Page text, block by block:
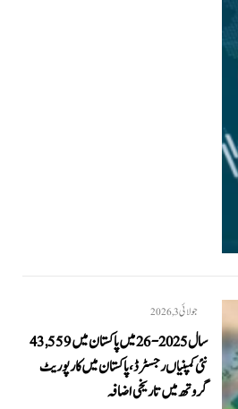
جولائی 3, 2026
سال 2025-26 میں پاکستان میں 43,559
نئی کمپنیاں رجسٹرڈ، پاکستان میں کارپوریٹ
گروتھ میں تاریخی اضافہ